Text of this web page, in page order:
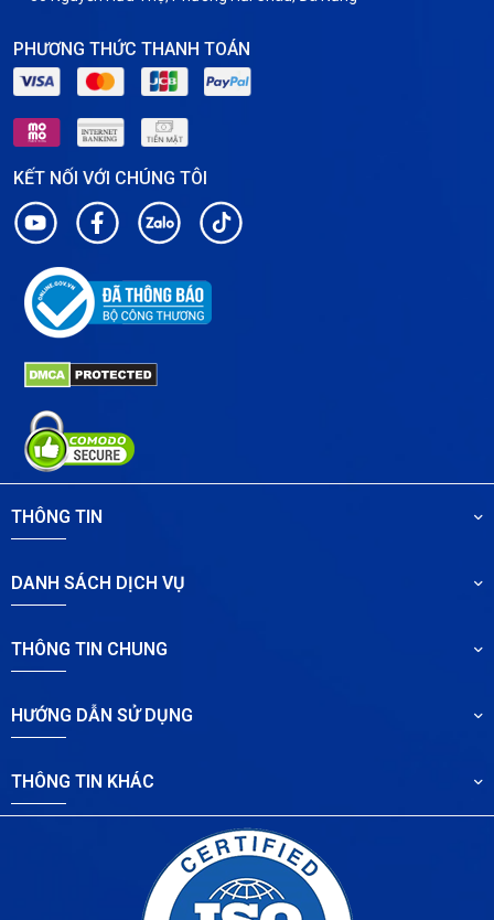
PHƯƠNG THỨC THANH TOÁN
KẾT NỐI VỚI CHÚNG TÔI
THÔNG TIN
DANH SÁCH DỊCH VỤ
THÔNG TIN CHUNG
HƯỚNG DẪN SỬ DỤNG
THÔNG TIN KHÁC